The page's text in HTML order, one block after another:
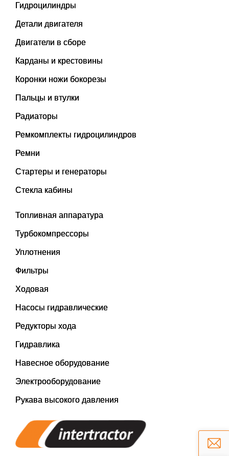
Гидроцилиндры
Детали двигателя
Двигатели в сборе
Карданы и крестовины
Коронки ножи бокорезы
Пальцы и втулки
Радиаторы
Ремкомплекты гидроцилиндров
Ремни
Стартеры и генераторы
Стекла кабины
Топливная аппаратура
Турбокомпрессоры
Уплотнения
Фильтры
Ходовая
Насосы гидравлические
Редукторы хода
Гидравлика
Навесное оборудование
Электрооборудование
Рукава высокого давления